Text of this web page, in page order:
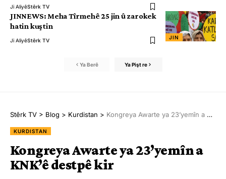
Ji AliyêStêrk TV
JIN
JINNEWS: Meha Tîrmehê 25 jin û zarokek
hatin kuştin
Ji AliyêStêrk TV
Ya Berê Ya Pişt re
Stêrk TV > Blog > Kurdistan > Kongreya Awarte ya 23’yemîn a KNK’ê destpê kir
KURDISTAN
Kongreya Awarte ya 23’yemîn a
KNK’ê destpê kir